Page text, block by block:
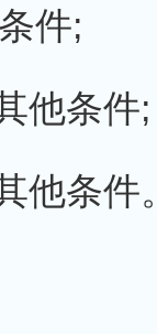
件;
他条件;
他条件